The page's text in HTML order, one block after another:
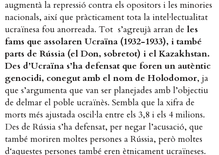
augmentà la repressió contra els opositors i les minories
nacionals, així que pràcticament tota la intel·lectualitat
ucraïnesa fou anorreada. Tot s’agreujà arran de les
fams que assolaren Ucraïna (1932-1933), i també
parts de Rússia (el Don, sobretot) i el Kazakhstan.
Des d’Ucraïna s’ha defensat que foren un autèntic
genocidi, conegut amb el nom de Holodomor, ja
que s’argumenta que van ser planejades amb l’objectiu
de delmar el poble ucraïnès. Sembla que la xifra de
morts més ajustada oscil·la entre els 3,8 i els 4 milions.
Des de Rússia s’ha defensat, per negar l’acusació, que
també moriren moltes persones a Rússia, però moltes
d‘aquestes persones també eren ètnicament ucraïneses.